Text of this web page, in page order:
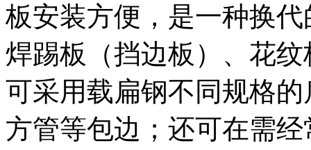
板安装方便，是一种换
焊踢板（挡边板）、花
可采用载扁钢不同规格
方管等包边；还可在需